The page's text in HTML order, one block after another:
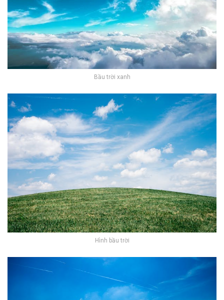
Bầu trời xanh
Hình bầu trời